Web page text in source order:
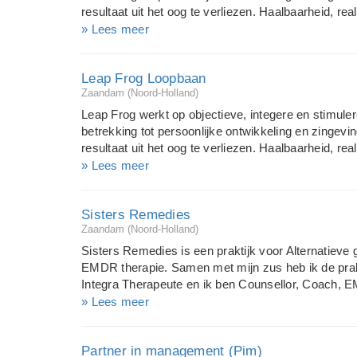
resultaat uit het oog te verliezen. Haalbaarheid,
kernwoorden in onze begeleiding. We zijn een
verkregen in de eigen persoon, sterke kanten en
hanteren een praktische en oplossingsgerichte
ons digitaal testbureau Digitale jobsearch
Groot netwerk: consultants zijn parttime
» Lees meer
Leap Frog Loopbaan
Zaandam (Noord-Holland)
Leap Frog werkt op objectieve, integere en
betrekking tot persoonlijke ontwikkeling en
resultaat uit het oog te verliezen. Haalbaarheid,
kernwoorden in onze begeleiding. We zijn een
verkregen in de eigen persoon, sterke kanten en
hanteren een praktische en oplossingsgerichte
ons digitaal testbureau Begeleiding in modules of
consultants zijn parttime werkzaam in bedrijfsleven
» Lees meer
Sisters Remedies
Zaandam (Noord-Holland)
Sisters Remedies is een praktijk voor Alternatieve
EMDR therapie. Samen met mijn zus heb ik de
Integra Therapeute en ik ben Counsellor, Coach,
voor dat je weer ontstrest, energiek en effectief
coaching geef ik ook trainingen en workshops. De
» Lees meer
Partner in management (Pim)